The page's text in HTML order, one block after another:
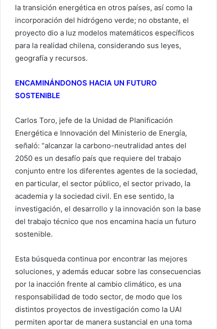
la transición energética en otros países, así como la
incorporación del hidrógeno verde; no obstante, el
proyecto dio a luz modelos matemáticos específicos
para la realidad chilena, considerando sus leyes,
geografía y recursos.
ENCAMINÁNDONOS HACIA UN FUTURO
SOSTENIBLE
Carlos Toro, jefe de la Unidad de Planificación
Energética e Innovación del Ministerio de Energía,
señaló: “alcanzar la carbono-neutralidad antes del
2050 es un desafío país que requiere del trabajo
conjunto entre los diferentes agentes de la sociedad,
en particular, el sector público, el sector privado, la
academia y la sociedad civil. En ese sentido, la
investigación, el desarrollo y la innovación son la base
del trabajo técnico que nos encamina hacia un futuro
sostenible.
Esta búsqueda continua por encontrar las mejores
soluciones, y además educar sobre las consecuencias
por la inacción frente al cambio climático, es una
responsabilidad de todo sector, de modo que los
distintos proyectos de investigación como la UAI
permiten aportar de manera sustancial en una toma